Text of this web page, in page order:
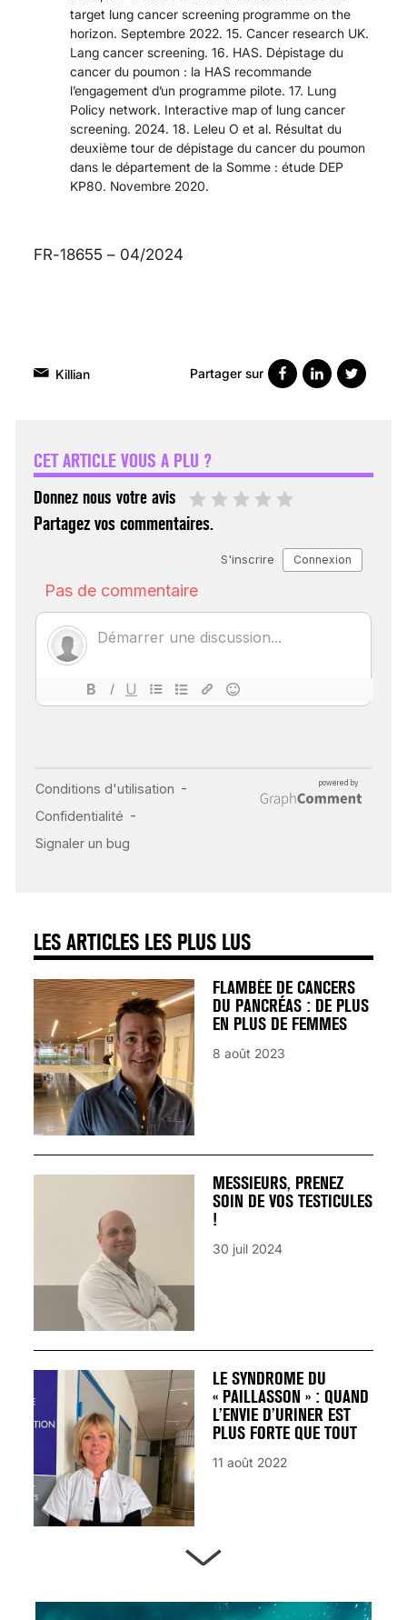
target lung cancer screening pro­gramme on the
horizon. Septembre 2022. 15. Cancer research UK.
Lang cancer screening. 16. HAS. Dépistage du
cancer du poumon : la HAS recommande
l’engagement d’un programme pilote. 17. Lung
Policy network. Interactive map of lung cancer
screening. 2024. 18. Leleu O et al. Résultat du
deuxième tour de dépistage du cancer du poumon
dans le département de la Somme : étude DEP
KP80. No­vembre 2020.
FR-18655 – 04/2024
Killian Partager sur
CET ARTICLE VOUS A PLU ?
Donnez nous votre avis
Partagez vos commentaires.
LES ARTICLES LES PLUS LUS
ÉCHO : DES IMAGES
POUR TOUTES LES
18 juil 2022
INSUFFISANCE
CARDIAQUE : LES
FLAMBÉE DE CANCERS
DU PANCRÉAS : DE PLUS
EN PLUS DE FEMMES
8 août 2023
MESSIEURS, PRENEZ
SOIN DE VOS TESTICULES
!
30 juil 2024
LE SYNDROME DU
« PAILLASSON » : QUAND
L’ENVIE D’URINER EST
PLUS FORTE QUE TOUT
11 août 2022